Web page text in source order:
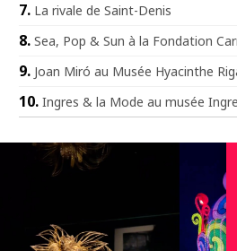
La rivale de Saint-Denis
Sea, Pop & Sun à la Fondation
Joan Miró au Musée Hyacinthe
Ingres & la Mode au musée